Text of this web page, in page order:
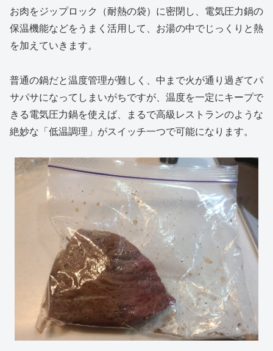
お肉をジップロック（耐熱の袋）に密閉し、電気圧力鍋の
保温機能などをうまく活用して、お湯の中でじっくりと熱
を加えていきます。
普通の鍋だと温度管理が難しく、中まで火が通り過ぎてパ
サパサになってしまいがちですが、温度を一定にキープで
きる電気圧力鍋を使えば、まるで高級レストランのような
絶妙な「低温調理」がスイッチ一つで可能になります。